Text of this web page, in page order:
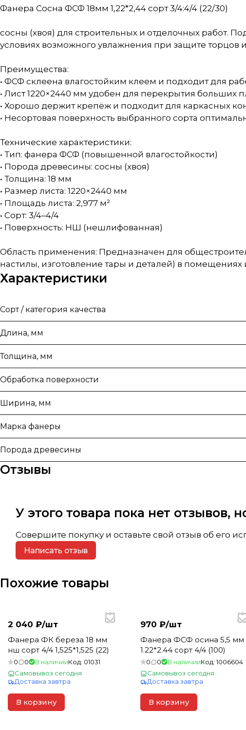
Фанера Сосна ФСФ 18мм 1,22*2,44 сорт 3/4:4/4 (22/30)
сосны (хвоя) для строительных и отделочных работ.
условиях возможного увлажнения при защите торцов
Преимущества:
• ФСФ склеена влагостойким клеем и подходит для
• Лист 1220×2440 мм удобен для перекрытия
• Хорошо держит крепёж и подходит для каркасных
• Несортовая поверхность выбранного сорта
Технические характеристики:
• Тип: фанера ФСФ (повышенной влагостойкости)
• Порода древесины: сосны (хвоя)
• Толщина: 18 мм
• Размер листа: 1220×2440 мм
• Площадь листа: 2,977 м²
• Сорт: 3/4–4/4
• Поверхность: НШ (нешлифованная)
Область применения: Предназначен для
настилы, изготовление тары и деталей) в помещениях
Характеристики
Сорт / категория качества
Длина, мм
Толщина, мм
Обработка поверхности
Ширина, мм
Марка фанеры
Порода древесины
Отзывы
У этого товара пока нет
Совершите покупку и оставьте свой отзыв об его
Написать отзыв
Похожие товары
2 040 ₽/шт
Фанера ФК береза 18 мм
нш сорт 4/4 1,525*1,525 (22)
0 0 В наличииКод: 01031
Самовывоз сегодня
Доставка завтра
В корзину
970 ₽/шт
Фанера ФСФ осина 5,5 мм
1.22*2.44 сорт 4/4 (100)
0 0 В наличииКод:1006604
Самовывоз сегодня
Доставка завтра
В корзину